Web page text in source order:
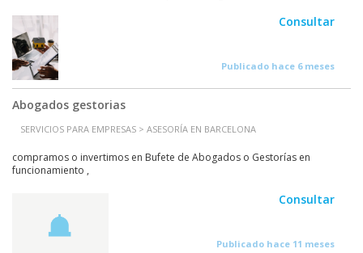
Consultar
Publicado hace 6 meses
Abogados gestorias
SERVICIOS PARA EMPRESAS > ASESORÍA EN BARCELONA
compramos o invertimos en Bufete de Abogados o Gestorías en
funcionamiento ,
Consultar
Publicado hace 11 meses